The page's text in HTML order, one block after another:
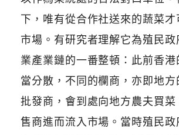
下，唯有從合作社送來的蔬菜
市場。有研究者理解它為殖民
業產業鏈的一番整頓：此前香港
當分散，不同的欄商，亦即地方
批發商，會到處向地方農夫買
售商進而流入市場。當時殖民政